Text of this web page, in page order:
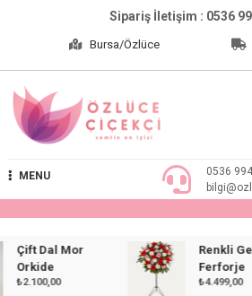
Sipariş İletişim : 0536
Bursa/Özlüce
Özlüce Çiçekçi
MENU
0536
Dal Mor
2.100,00
Renkli
Ferforje
4.499,00